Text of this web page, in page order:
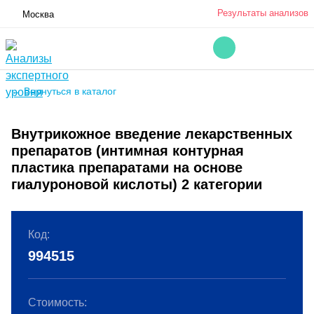
Москва Результаты анализов
← Вернуться в каталог
Внутрикожное введение лекарственных
препаратов (интимная контурная
пластика препаратами на основе
гиалуроновой кислоты) 2 категории
Код:
994515
Стоимость: